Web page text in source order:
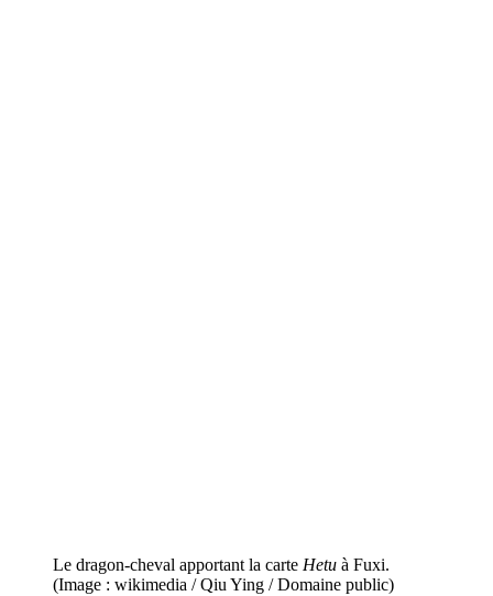
Le dragon-cheval apportant la carte Hetu à Fuxi.
(Image : wikimedia / Qiu Ying / Domaine public)